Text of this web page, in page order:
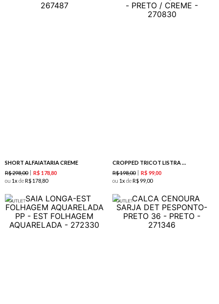
SHORT ALFAIATARIA CREME
R$298,00 R$ 17880
ou 1 deR$ 178 80
CROPPED TRICOT LISTRA PRETO / CREME
R$198,00 R$ 9900
ou 1 deR$ 99 00